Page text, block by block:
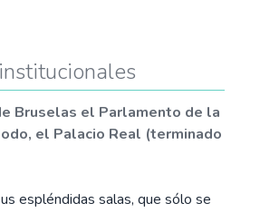
Bruselas el Parlamento de la
el Palacio Real (terminado
espléndidas salas, que sólo se